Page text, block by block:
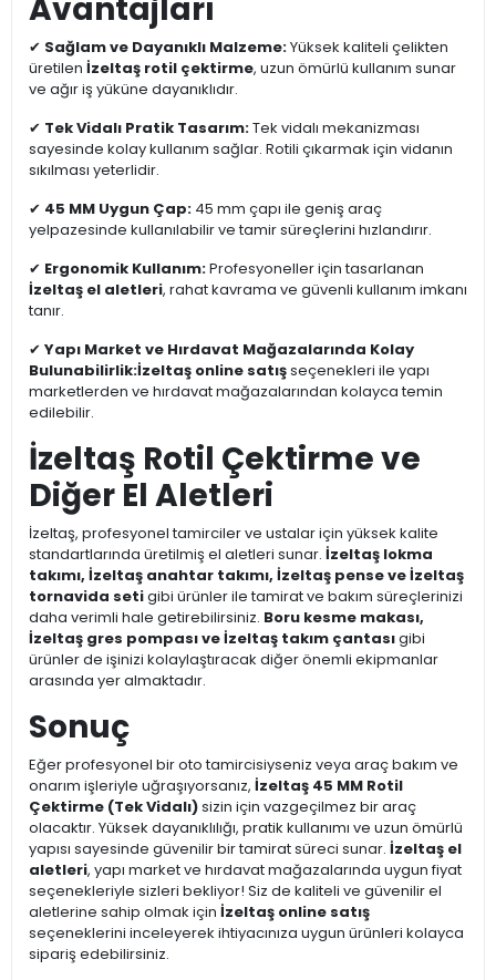
Avantajları
✔ Sağlam ve Dayanıklı Malzeme:Yüksek kaliteli çelikten
üretilen İzeltaş rotil çektirme, uzun ömürlü kullanım sunar
ve ağır iş yüküne dayanıklıdır.
✔ Tek Vidalı Pratik Tasarım:Tek vidalı mekanizması
sayesinde kolay kullanım sağlar. Rotili çıkarmak için vidanın
sıkılması yeterlidir.
✔ 45 MM Uygun Çap: 45 mm çapı ile geniş araç
yelpazesinde kullanılabilir ve tamir süreçlerini hızlandırır.
✔ Ergonomik Kullanım:Profesyoneller için tasarlanan
İzeltaş el aletleri, rahat kavrama ve güvenli kullanım imkanı
tanır.
✔ Yapı Market ve Hırdavat Mağazalarında Kolay
Bulunabilirlik:İzeltaş online satışseçenekleri ile yapı
marketlerden ve hırdavat mağazalarından kolayca temin
edilebilir.
İzeltaş Rotil Çektirme ve
Diğer El Aletleri
İzeltaş, profesyonel tamirciler ve ustalar için yüksek kalite
standartlarında üretilmiş el aletleri sunar. İzeltaş lokma
takımı, İzeltaş anahtar takımı, İzeltaş pense ve İzeltaş
tornavida setigibi ürünler ile tamirat ve bakım süreçlerinizi
daha verimli hale getirebilirsiniz. Boru kesme makası,
İzeltaş gres pompası ve İzeltaş takım çantasıgibi
ürünler de işinizi kolaylaştıracak diğer önemli ekipmanlar
arasında yer almaktadır.
Sonuç
Eğer profesyonel bir oto tamircisiyseniz veya araç bakım ve
onarım işleriyle uğraşıyorsanız, İzeltaş 45 MM Rotil
Çektirme (Tek Vidalı)sizin için vazgeçilmez bir araç
olacaktır. Yüksek dayanıklılığı, pratik kullanımı ve uzun ömürlü
yapısı sayesinde güvenilir bir tamirat süreci sunar. İzeltaş el
aletleri, yapı market ve hırdavat mağazalarında uygun fiyat
seçenekleriyle sizleri bekliyor! Siz de kaliteli ve güvenilir el
aletlerine sahip olmak için İzeltaş online satış
seçeneklerini inceleyerek ihtiyacınıza uygun ürünleri kolayca
sipariş edebilirsiniz.